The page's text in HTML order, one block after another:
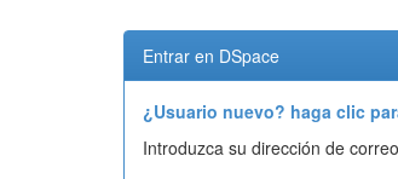
Entrar en DSpace
¿Usuario nuevo? haga clic
Introduzca su dirección de